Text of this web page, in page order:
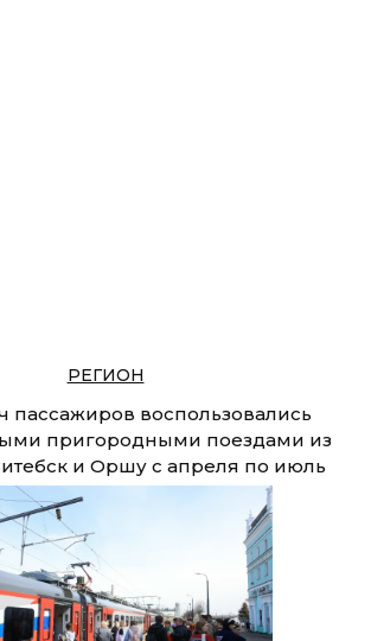
РЕГИОН
пассажиров воспользовались
пригородными поездами из
и Оршу с апреля по июль